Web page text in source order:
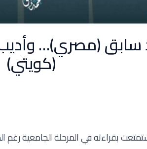
(مصري)…
(كويتي)
بقراءته في المرحلة الجامعية